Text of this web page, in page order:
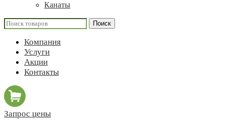
Канаты
Поиск
Компания
Услуги
Акции
Контакты
Запрос цены